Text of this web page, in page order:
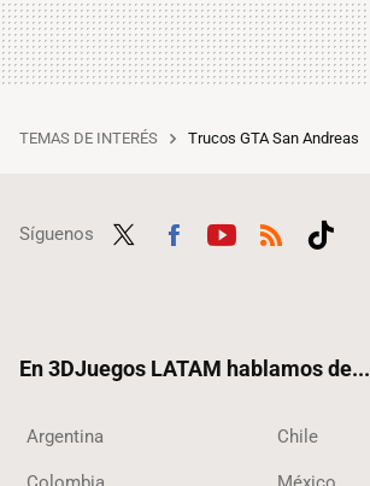
TEMAS DE INTERÉS Trucos GTA San Andreas
Síguenos
En 3DJuegos LATAM hablamos de...
Argentina Chile